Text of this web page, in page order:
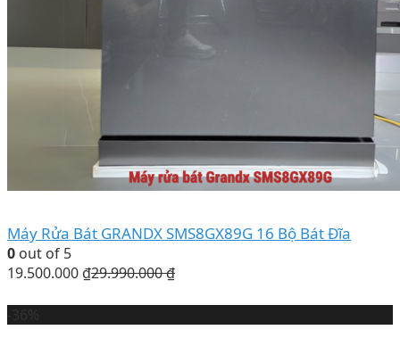
Máy Rửa Bát GRANDX SMS8GX89G 16 Bộ Bát Đĩa
0 out of 5
19.500.000 ₫29.990.000₫